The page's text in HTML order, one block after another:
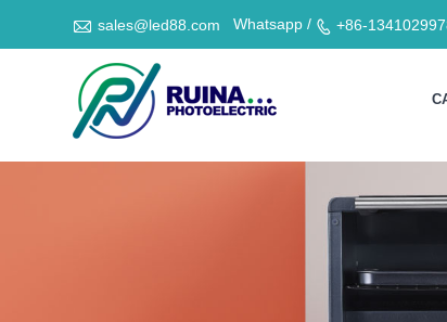
 sales@led88.com Whatsapp /  +86-